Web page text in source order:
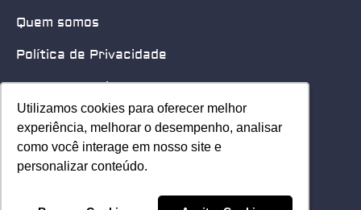
Utilizamos cookies para oferecer melhor
experiência, melhorar o desempenho, analisar
como você interage em nosso site e
personalizar conteúdo.
Utilizamos cookies para oferecer melhor
experiência, melhorar o desempenho, analisar
como você interage em nosso site e
personalizar conteúdo.
Quem somos
Política de Privacidade
Quero patrocinar
Contato
Home
© 2025 Security Leader. Todos os Direitos Reservados.